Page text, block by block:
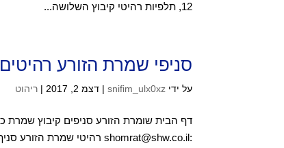
12, תלפיות רהיטי קיבוץ השלושה...
סניפי שמרת הזורע רהיטים
על ידיsnifim_ulx0xz
|דצמ 2, 2017 |ריהוט